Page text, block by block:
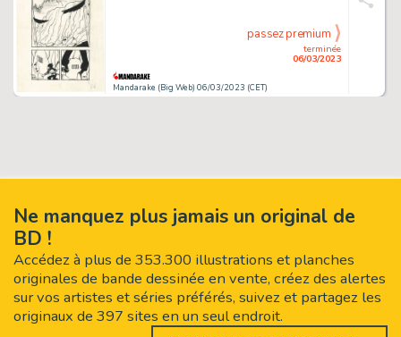
Mandarake (Big Web) 06/03/2023 (CET)
terminée
06/03/2023
passez premium
Ne manquez plus jamais un original de
BD !
Accédez à plus de 353.300 illustrations et planches
originales de bande dessinée en vente, créez des alertes
sur vos artistes et séries préférés, suivez et partagez les
originaux de 397 sites en un seul endroit.